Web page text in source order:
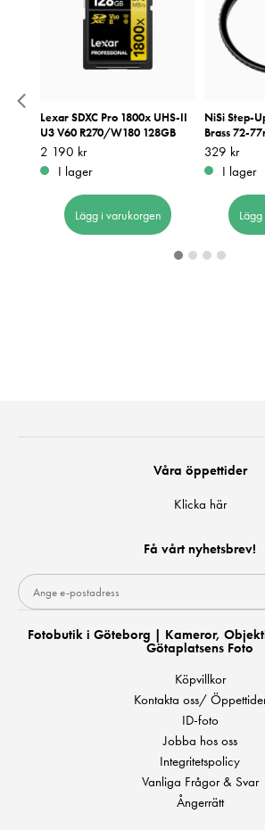
Lexar SDXC Pro 1800x UHS-II
U3 V60 R270/W180 128GB
Pris:2 190 kr
2 190 kr
I lager
Lägg i varukorgen
NiSi Step-
Brass 72-
Pris: 329 kr
329 kr
I lager
Våra öppettider
Klicka här
Få vårt nyhetsbrev!
Fotobutik i Göteborg | Kameror,
Götaplatsens Foto
Köpvillkor
Kontakta oss/
ID-foto
Jobba hos oss
Integritetspolicy
Vanliga Frågor & Svar
Ångerrätt